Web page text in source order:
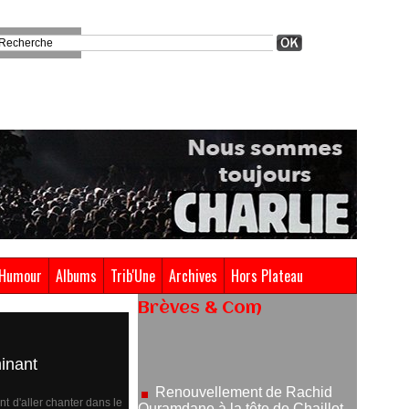
Humour Albums Trib'Une Archives Hors Plateau
d'aller chanter dans le
Brèves & Com